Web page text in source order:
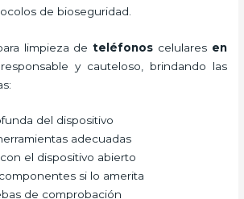
de bioseguridad.
limpieza deteléfonos celulares en
y cauteloso, brindando las
del dispositivo
adecuadas
el dispositivo abierto
si lo amerita
de comprobación